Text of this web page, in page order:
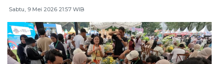
Sabtu, 9 Mei 2026 21:57 WIB